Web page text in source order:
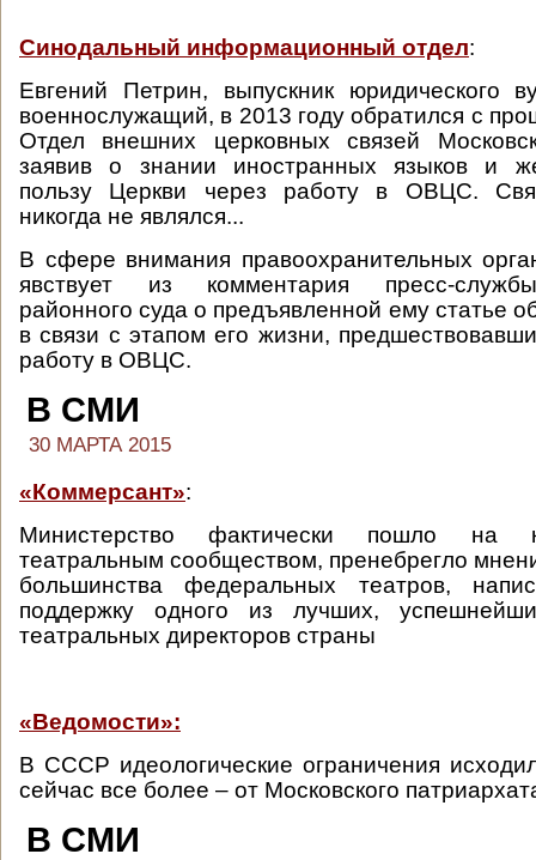
Синодальный информационный отдел:
Евгений Петрин, выпускник юридического
военнослужащий, в 2013 году обратился с
Отдел внешних церковных связей
заявив о знании иностранных языков и
пользу Церкви через работу в ОВЦС.
никогда не являлся...
В сфере внимания правоохранительных
явствует из комментария пресс-
районного суда о предъявленной ему статье
в связи с этапом его жизни,
работу в ОВЦС.
В СМИ
30 МАРТА 2015
«Коммерсант»:
Министерство фактически пошло на
театральным сообществом, пренебрегло
большинства федеральных театров,
поддержку одного из лучших,
театральных директоров страны
«Ведомости»:
В СССР идеологические ограничения
сейчас все более – от Московского
В СМИ